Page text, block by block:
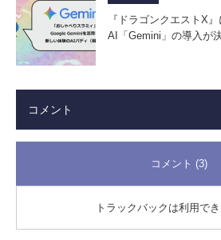
『ドラゴンクエストX
AI「Gemini」の導入が
コメント
コメント (3)
トラックバックは利用でき